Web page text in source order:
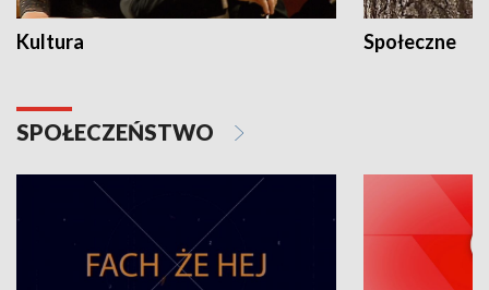
Kultura Społeczne
SPOŁECZEŃSTWO